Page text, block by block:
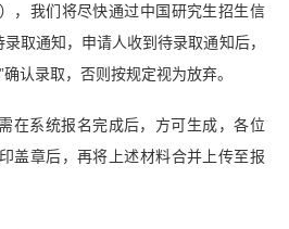
，我们将尽快通过中国研究生招生信
取通知，申请人收到待录取通知后，
认录取，否则按规定视为放弃。
在系统报名完成后，方可生成，各位
盖章后，再将上述材料合并上传至报